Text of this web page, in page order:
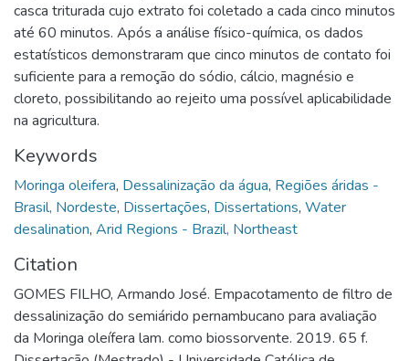
casca triturada cujo extrato foi coletado a cada cinco minutos
até 60 minutos. Após a análise físico-química, os dados
estatísticos demonstraram que cinco minutos de contato foi
suficiente para a remoção do sódio, cálcio, magnésio e
cloreto, possibilitando ao rejeito uma possível aplicabilidade
na agricultura.
Keywords
Moringa oleifera, Dessalinização da água, Regiões áridas -
Brasil, Nordeste, Dissertações, Dissertations, Water
desalination, Arid Regions - Brazil, Northeast
Citation
GOMES FILHO, Armando José. Empacotamento de filtro de
dessalinização do semiárido pernambucano para avaliação
da Moringa oleífera lam. como biossorvente. 2019. 65 f.